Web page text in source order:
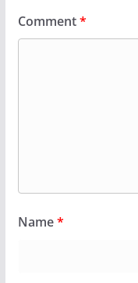
Comment*
Name*